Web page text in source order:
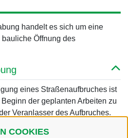
COOKIES
handelt es sich um eine
Öffnung des
eines Straßenaufbruches ist
der geplanten Arbeiten zu
Veranlasser des Aufbruches.